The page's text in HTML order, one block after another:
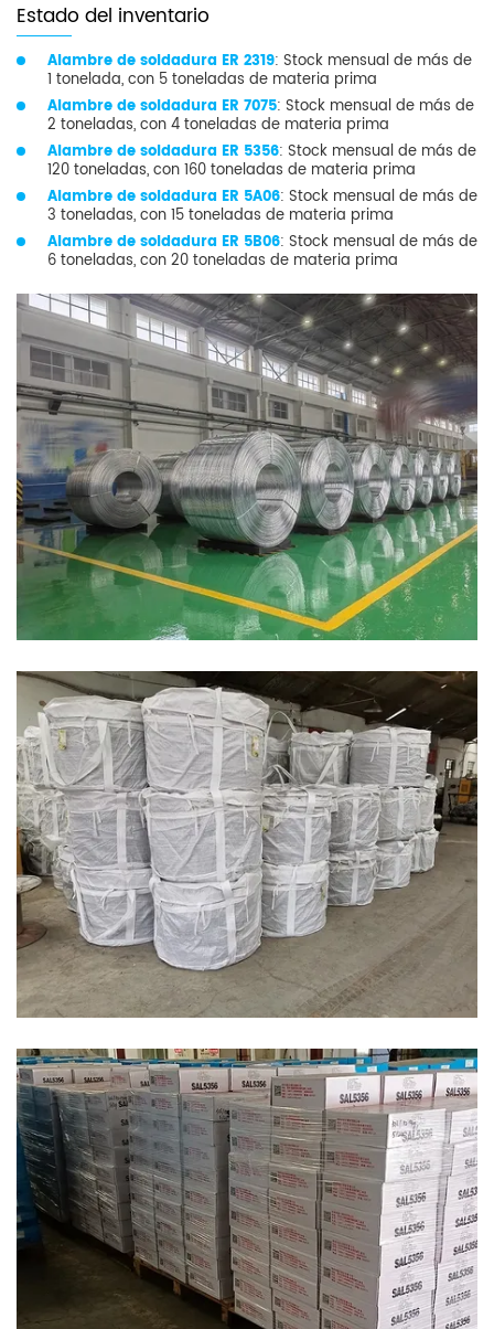
Estado del inventario
Alambre de soldadura ER 2319: Stock mensual de más de
1 tonelada, con 5 toneladas de materia prima
Alambre de soldadura ER 7075: Stock mensual de más de
2 toneladas, con 4 toneladas de materia prima
Alambre de soldadura ER 5356: Stock mensual de más de
120 toneladas, con 160 toneladas de materia prima
Alambre de soldadura ER 5A06: Stock mensual de más de
3 toneladas, con 15 toneladas de materia prima
Alambre de soldadura ER 5B06: Stock mensual de más de
6 toneladas, con 20 toneladas de materia prima